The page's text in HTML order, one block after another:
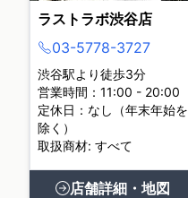
ラストラボ渋谷店
03-5778-3727
渋谷駅より徒歩3分
営業時間：11:00 - 20:00
定休日：なし（年末年始を
除く）
取扱商材: すべて
店舗詳細・地図